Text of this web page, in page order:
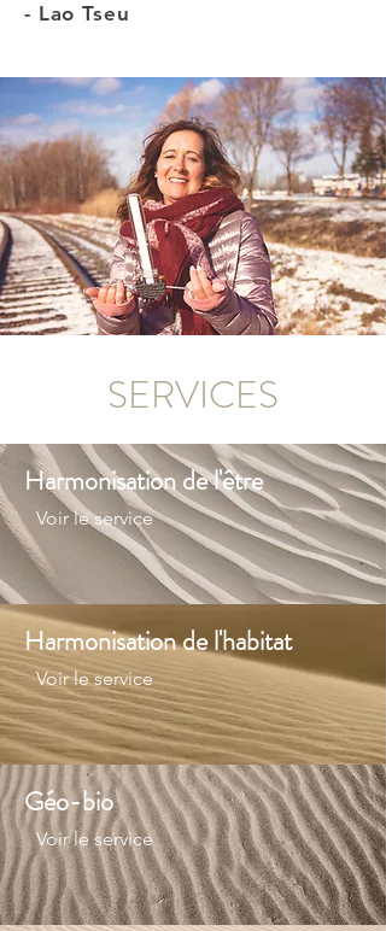
- Lao Tseu
SERVICES
Harmonisation de l'être
Voir le service
Harmonisation de l'habitat
Voir le service
Géo-bio
Voir le service